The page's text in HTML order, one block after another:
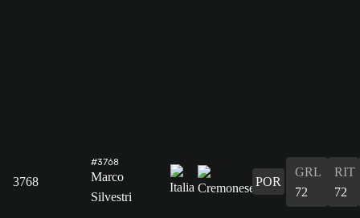
3768
#3768
Marco
Silvestri
POR
GRL
72
RIT
72